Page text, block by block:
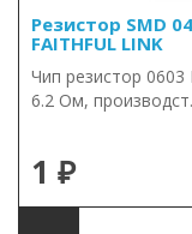
Резистор SMD
FAITHFUL LINK
Чип резистор 0603
6.2 Ом,
1 ₽